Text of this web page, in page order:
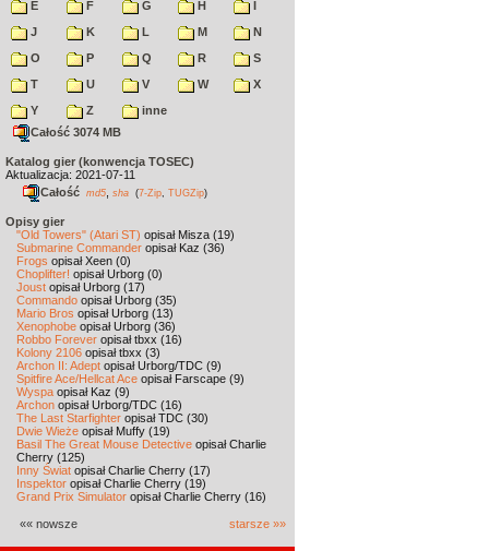
E
F G H
I
J
K L M
N
O
P Q R
S
T
U V W
X
Y
Z
inne
Całość 3074 MB
Katalog gier (konwencja TOSEC)
Aktualizacja: 2021-07-11
Całość md5 sha (7-Zip TUGZip)
Opisy gier
"Old Towers" (Atari ST) opisał Misza (19)
Submarine Commander opisał Kaz (36)
Frogs opisał Xeen (0)
Choplifter! opisał Urborg (0)
Joust opisał Urborg (17)
Commando opisał Urborg (35)
Mario Bros opisał Urborg (13)
Xenophobe opisał Urborg (36)
Robbo Forever opisał tbxx (16)
Kolony 2106 opisał tbxx (3)
Archon II: Adept opisał Urborg/TDC (9)
Spitfire Ace/Hellcat Ace opisał Farscape (9)
Wyspa opisał Kaz (9)
Archon opisał Urborg/TDC (16)
The Last Starfighter opisał TDC (30)
Dwie Wieże opisał Muffy (19)
Basil The Great Mouse Detective opisał Charlie
Cherry (125)
Inny Świat opisał Charlie Cherry (17)
Inspektor opisał Charlie Cherry (19)
Grand Prix Simulator opisał Charlie Cherry (16)
«« nowsze starsze »»